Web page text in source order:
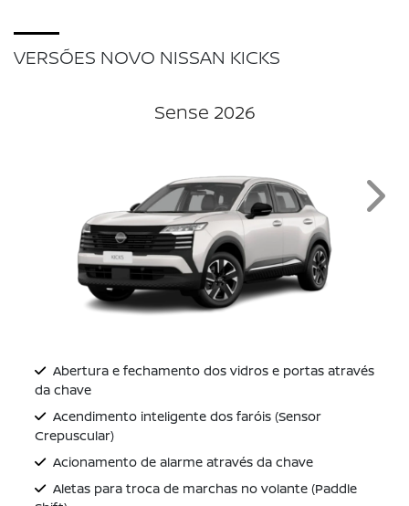
VERSÕES NOVO NISSAN KICKS
Sense 2026
Abertura e fechamento dos vidros e portas através
da chave
Acendimento inteligente dos faróis (Sensor
Crepuscular)
Acionamento de alarme através da chave
Aletas para troca de marchas no volante (Paddle
Next